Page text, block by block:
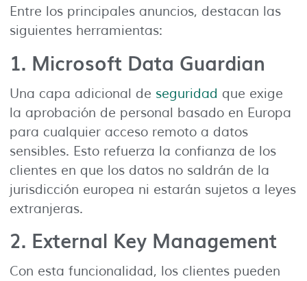
Entre los principales anuncios, destacan las
siguientes herramientas:
1. Microsoft Data Guardian
Una capa adicional de seguridad que exige
la aprobación de personal basado en Europa
para cualquier acceso remoto a datos
sensibles. Esto refuerza la confianza de los
clientes en que los datos no saldrán de la
jurisdicción europea ni estarán sujetos a leyes
extranjeras.
2. External Key Management
Con esta funcionalidad, los clientes pueden